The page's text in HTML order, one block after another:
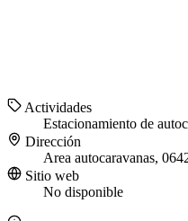
Actividades
Estacionamiento de
Dirección
Area autocaravanas,
Sitio web
No disponible